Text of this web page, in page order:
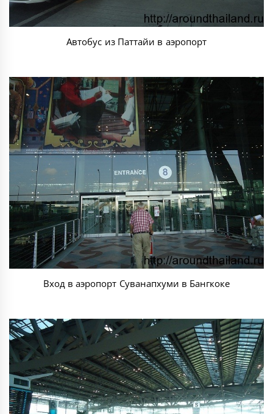
Автобус из Паттайи в аэропорт
Вход в аэропорт Суванапхуми в Бангкоке